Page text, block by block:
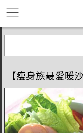
【瘦身族最愛